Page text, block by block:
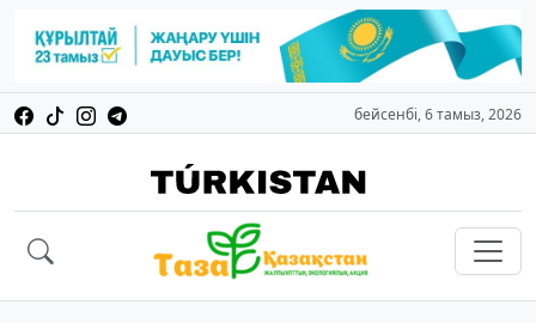
бейсенбі, 6 тамыз, 2026